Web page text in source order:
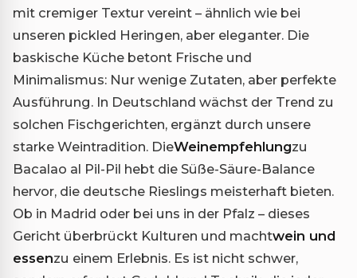
mit cremiger Textur vereint – ähnlich wie bei
unseren pickled Heringen, aber eleganter. Die
baskische Küche betont Frische und
Minimalismus: Nur wenige Zutaten, aber perfekte
Ausführung. In Deutschland wächst der Trend zu
solchen Fischgerichten, ergänzt durch unsere
starke Weintradition. DieWeinempfehlungzu
Bacalao al Pil-Pil hebt die Süße-Säure-Balance
hervor, die deutsche Rieslings meisterhaft bieten.
Ob in Madrid oder bei uns in der Pfalz – dieses
Gericht überbrückt Kulturen und machtwein und
essenzu einem Erlebnis. Es ist nicht schwer,